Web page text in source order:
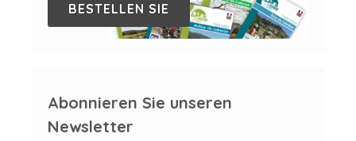
BESTELLEN SIE
Abonnieren Sie unseren
Newsletter